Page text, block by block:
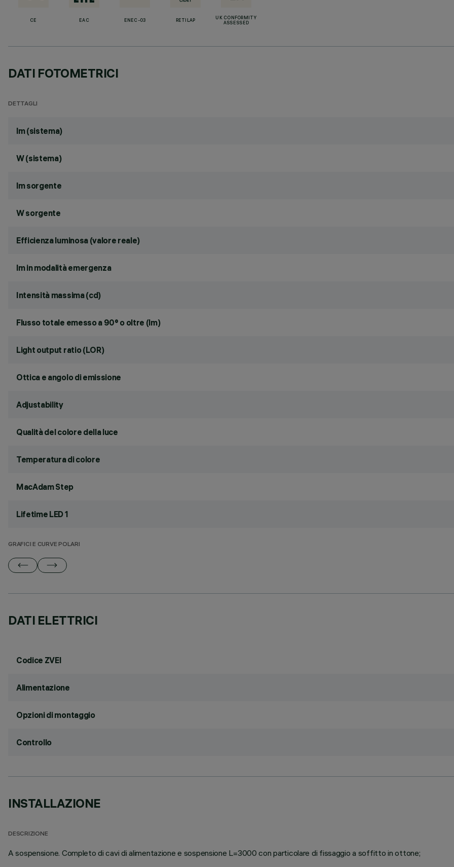
CE EAC ENEC-03 RETILAP
UK CONFORMITY
ASSESSED
DATI FOTOMETRICI
DETTAGLI
lm (sistema)
W (sistema)
lm sorgente
W sorgente
Efficienza luminosa (valore reale)
lm in modalità emergenza
Intensità massima (cd)
Flusso totale emesso a 90° o oltre (lm)
Light output ratio (LOR)
Ottica e angolo di emissione
Adjustability
Qualità del colore della luce
Temperatura di colore
MacAdam Step
Lifetime LED 1
GRAFICI E CURVE POLARI
DATI ELETTRICI
Codice ZVEI
Alimentazione
Opzioni di montaggio
Controllo
INSTALLAZIONE
DESCRIZIONE
A sospensione. Completo di cavi di alimentazione e sospensione L=3000 con particolare di fissaggio a soffitto in ottone;